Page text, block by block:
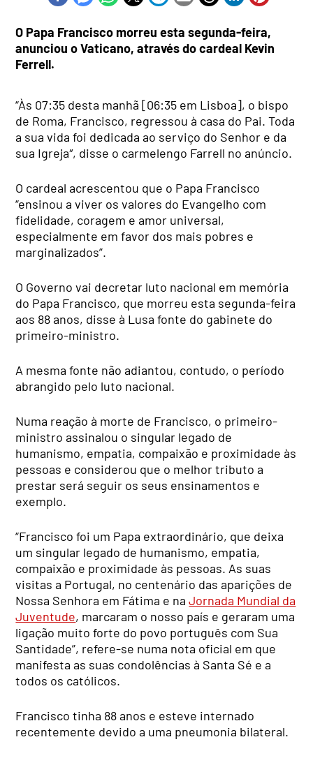
O Papa Francisco morreu esta segunda-feira,
anunciou o Vaticano, através do cardeal Kevin
Ferrell.
“Às 07:35 desta manhã [06:35 em Lisboa], o bispo
de Roma, Francisco, regressou à casa do Pai. Toda
a sua vida foi dedicada ao serviço do Senhor e da
sua Igreja″, disse o carmelengo Farrell no anúncio.
O cardeal acrescentou que o Papa Francisco
“ensinou a viver os valores do Evangelho com
fidelidade, coragem e amor universal,
especialmente em favor dos mais pobres e
marginalizados”.
O Governo vai decretar luto nacional em memória
do Papa Francisco, que morreu esta segunda-feira
aos 88 anos, disse à Lusa fonte do gabinete do
primeiro-ministro.
A mesma fonte não adiantou, contudo, o período
abrangido pelo luto nacional.
Numa reação à morte de Francisco, o primeiro-
ministro assinalou o singular legado de
humanismo, empatia, compaixão e proximidade às
pessoas e considerou que o melhor tributo a
prestar será seguir os seus ensinamentos e
exemplo.
“Francisco foi um Papa extraordinário, que deixa
um singular legado de humanismo, empatia,
compaixão e proximidade às pessoas. As suas
visitas a Portugal, no centenário das aparições de
Nossa Senhora em Fátima e naJornada Mundial da
Juventude, marcaram o nosso país e geraram uma
ligação muito forte do povo português com Sua
Santidade”, refere-se numa nota oficial em que
manifesta as suas condolências à Santa Sé e a
todos os católicos.
Francisco tinha 88 anos e esteve internado
recentemente devido a uma pneumonia bilateral.